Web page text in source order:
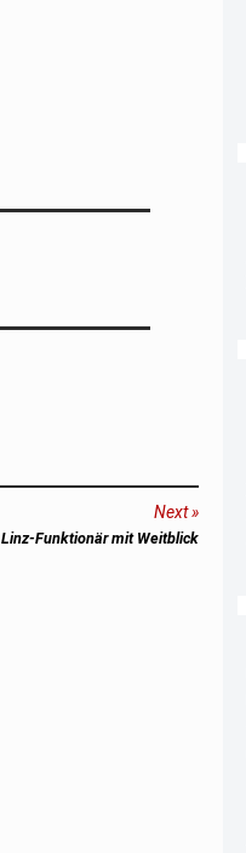
Next
Linz-Funktionär mit Weitblick